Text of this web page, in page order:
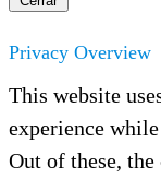
Privacy Overview
This website
experience
Out of these, the